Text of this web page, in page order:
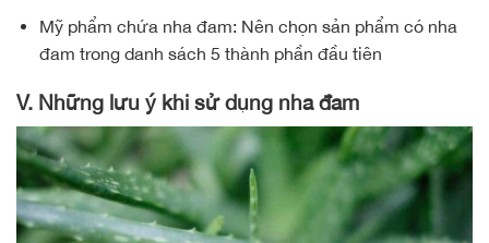
Mỹ phẩm chứa nha đam: Nên chọn sản phẩm có nha
đam trong danh sách 5 thành phần đầu tiên
V. Những lưu ý khi sử dụng nha đam